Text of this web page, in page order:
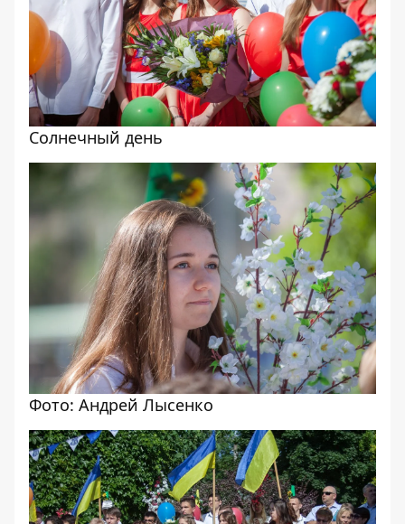
Солнечный день
Фото: Андрей Лысенко